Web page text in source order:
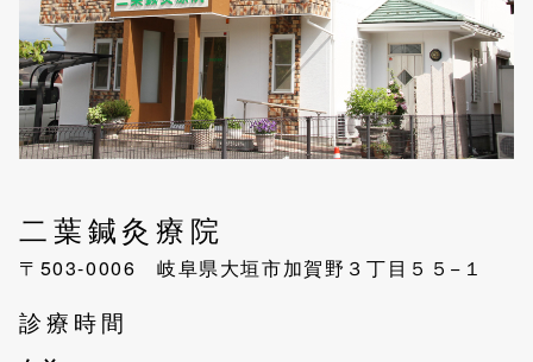
二葉鍼灸療院
〒503-0006 岐阜県大垣市加賀野３丁目５５−１
診療時間